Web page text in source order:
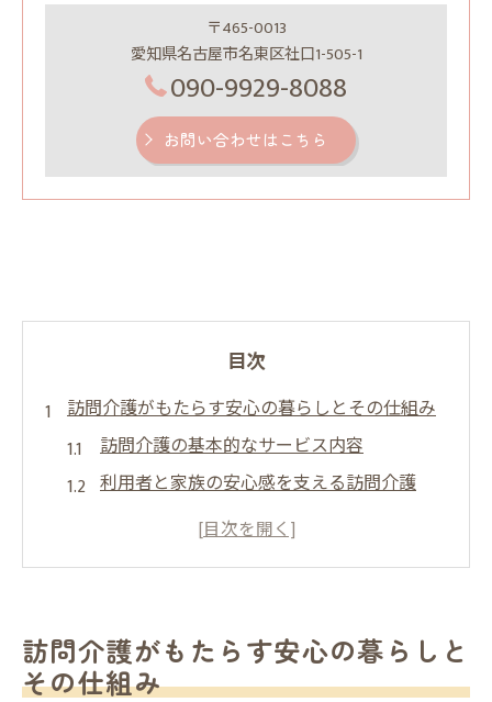
〒465-0013
愛知県名古屋市名東区社口1-505-1
090-9929-8088
お問い合わせはこちら
目次
訪問介護がもたらす安心の暮らしとその仕組み
訪問介護の基本的なサービス内容
利用者と家族の安心感を支える訪問介護
訪問介護が提供する心理的サポート
訪問介護の役割と地域社会への貢献
訪問介護における安全性の重要性と具体策
訪問介護がもたらす安心の暮らしと
その仕組み